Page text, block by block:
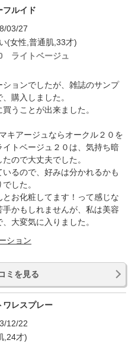
フルイド
03/27
(女性,普通肌,33才)
ライトベージュ
ョンでしたが、雑誌のサンプ
購入しました。
うことが出来ました。
キアージュならオークル２０を
トベージュ２０は、気持ち暗
ので大丈夫でした。
るので、好みは分かれるかも
した。
お化粧してます！って感じな
かもしれませんが、私は美容
大変気に入りました。
ション
ミを見る
ワレスプレー
12/22
,24才)